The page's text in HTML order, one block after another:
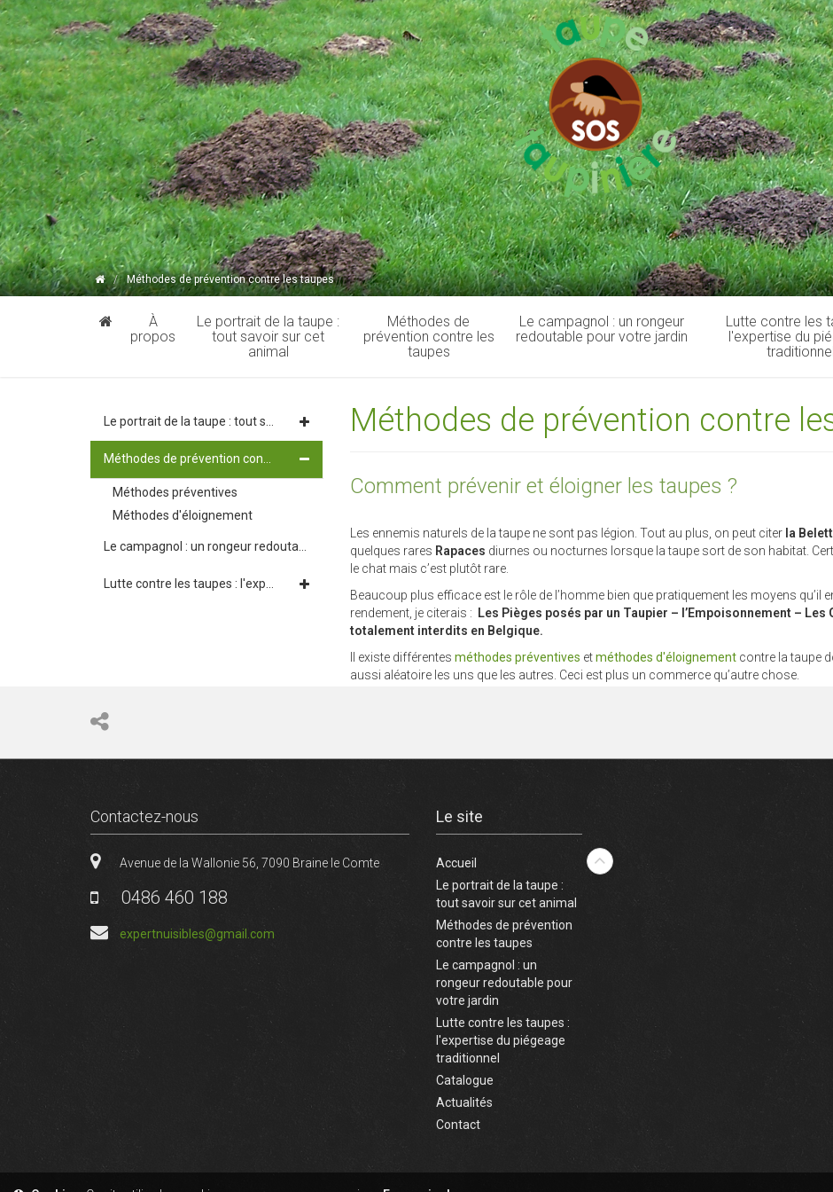
Méthodes de prévention contre les taupes
Passer
À
propos
Le portrait de la taupe :
tout savoir sur cet
animal
Méthodes de
prévention contre les
taupes
Le campagnol : un rongeur
redoutable pour votre jardin
Lutte contre les
l'expertise du
traditionnel
Méthodes de prévention contre
Comment prévenir et éloigner les taupes ?
Les ennemis naturels de la taupe ne sont pas légion. Tout au plus, on peut citer la
quelques rares Rapaces diurnes ou nocturnes lorsque la taupe sort de son habitat.
le chat mais c’est plutôt rare.
Beaucoup plus efficace est le rôle de l’homme bien que pratiquement les moyens qu’il
rendement, je citerais : Les Pièges posés par un Taupier – l’Empoisonnement –
totalement interdits en Belgique.
Il existe différentes méthodes préventives et méthodes d'éloignement contre la taupe
aussi aléatoire les uns que les autres. Ceci est plus un commerce qu’autre chose.
Méthodes préventives
Méthodes d'éloignement
Contactez-nous
Avenue de la Wallonie 56 7090 Braine le Comte
0486 460 188
expertnuisibles@gmail.com
Le site
Accueil
Le portrait de la taupe :
tout savoir sur cet animal
Méthodes de prévention
contre les taupes
Le campagnol : un
rongeur redoutable pour
votre jardin
Lutte contre les taupes :
l'expertise du piégeage
traditionnel
Catalogue
Actualités
Contact